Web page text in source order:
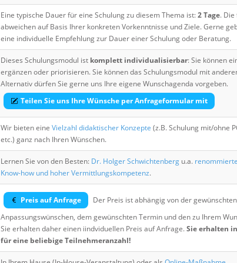
Eine typische Dauer für eine Schulung zu diesem Thema ist:2 Tage.
abweichen auf Basis Ihrer konkreten Vorkenntnisse und Ziele. Gerne
eine individuelle Empfehlung zur Dauer einer Schulung oder Beratung.
Dieses Schulungsmodul ist komplett individualisierbar: Sie können
ergänzen oder priorisieren. Sie können das Schulungsmodul mit
Alternativ dürfen Sie gerne uns Ihre eigene Wunschagenda vorgeben.
Teilen Sie uns Ihre Wünsche per Anfrageformular mit
Wir bieten eine Vielzahl didaktischer Konzepte (z.B. Schulung mit/ohne
etc.) ganz nach Ihren Wünschen.
Lernen Sie von den Besten: Dr. Holger Schwichtenberg u.a.
Know-how und hoher Vermittlungskompetenz.
Preis auf Anfrage
Der Preis ist abhängig von der
Anpassungswünschen, dem gewünschten Termin und den zu Ihrem
Sie erhalten daher einen iindviduellen Preis auf Anfrage.Sie erhalten
für eine beliebige Teilnehmeranzahl!